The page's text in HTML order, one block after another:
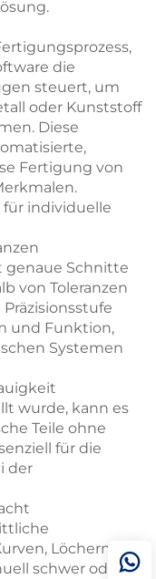
die
steuert, um
oder Kunststoff
Diese
Fertigung von
für individuelle
genaue Schnitte
von Toleranzen
und Funktion,
Systemen
wurde, kann es
Teile ohne
für die
der
Löchern,
schwer oder